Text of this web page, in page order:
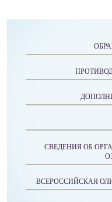
СВЕДЕНИЯ ОБ
ВСЕРОССИЙСКАЯ